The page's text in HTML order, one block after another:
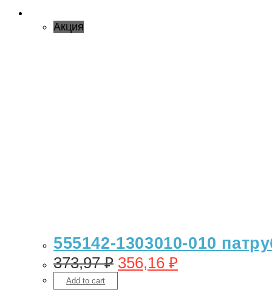
Акция
555142-1303010-010
373,97₽ 356,16 ₽
Add to cart